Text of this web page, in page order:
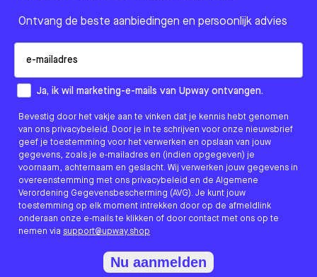
Ontvang de beste aanbiedingen en persoonlijk advies
How would you like to hear from us?
Ja, ik wil marketing-e-mails van Upway ontvangen.
Bevestig door het vakje aan te vinken dat je kennis hebt genomen
van ons privacybeleid. Door je in te schrijven voor onze nieuwsbrief
geef je toestemming voor het verwerken en opslaan van jouw
gegevens, zoals je e-mailadres en (indien opgegeven) je
voornaam, achternaam en geslacht. Wij verwerken jouw gegevens in
overeenstemming met ons privacybeleid en de Algemene
Verordening Gegevensbescherming (AVG). Je kunt jouw
toestemming op elk moment intrekken door op de afmeldlink
onderaan onze e-mails te klikken of door contact met ons op te
nemen via support@upway.shop
Nu aanmelden